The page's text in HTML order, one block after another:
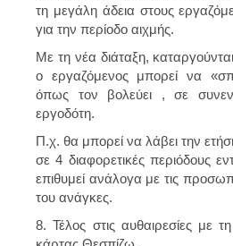
τη μεγάλη άδεια στους
για την περίοδο αιχμής.
Με τη νέα διάταξη,
ο εργαζόμενος μπορεί να
όπως τον βολεύει , σε
εργοδότη.
Π.χ. θα μπορεί να λάβει την
σε 4 διαφορετικές περιόδους
επιθυμεί ανάλογα με τις
του ανάγκες.
8. Τέλος στις αυθαιρεσίες με